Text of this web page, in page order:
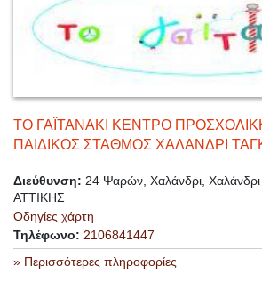
ΤΟ ΓΑΪΤΑΝΑΚΙ ΚΕΝΤΡΟ
ΠΑΙΔΙΚΟΣ ΣΤΑΘΜΟΣ ΧΑΛΑΝΔΡΙ
Διεύθυνση: 24 Ψαρών, Χαλάνδρι,
ΑΤΤΙΚΗΣ
Οδηγίες χάρτη
Τηλέφωνο: 2106841447
» Περισσότερες πληροφορίες